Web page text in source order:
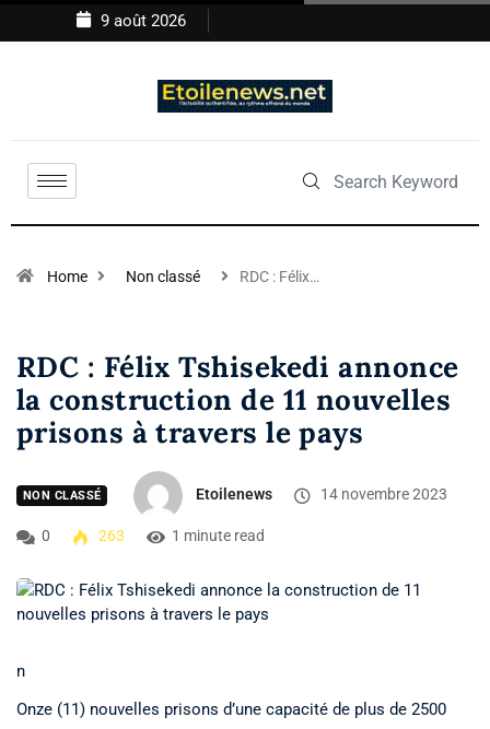
9 août 2026
Home Non classé RDC : Félix…
RDC : Félix Tshisekedi annonce
la construction de 11 nouvelles
prisons à travers le pays
NON CLASSÉ Etoilenews 14 novembre 2023
0 263 1 minute read
n
Onze (11) nouvelles prisons d’une capacité de plus de 2500